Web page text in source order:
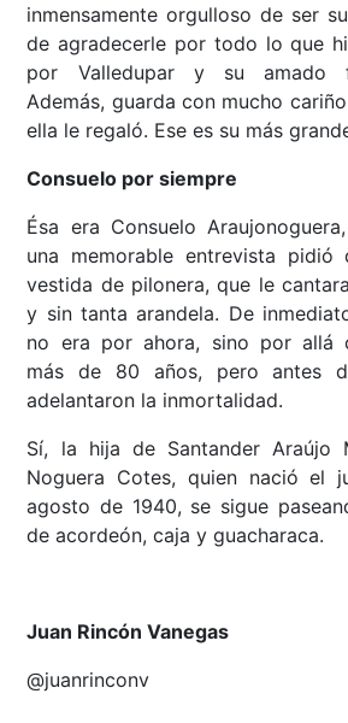
inmensamente orgulloso de ser
de agradecerle por todo lo que
por Valledupar y su amado
Además, guarda con mucho
ella le regaló. Ese es su más
Consuelo por siempre
Ésa era Consuelo
una memorable entrevista pidió
vestida de pilonera, que le
y sin tanta arandela. De
no era por ahora, sino por allá
más de 80 años, pero antes
adelantaron la inmortalidad.
Sí, la hija de Santander Araújo
Noguera Cotes, quien nació el
agosto de 1940, se sigue
de acordeón, caja y guacharaca.
Juan Rincón Vanegas
@juanrinconv